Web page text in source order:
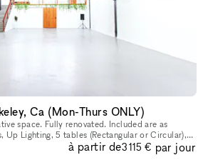
Ca (Mon-Thurs ONLY)
space. Fully renovated. Included are as
Up Lighting, 5 tables (Rectangular or Circular),
warming kitchen, cocktail ta
à partir de3 115 € par jour